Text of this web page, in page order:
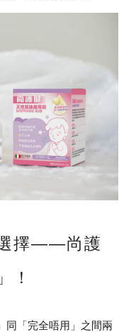
選擇——尚護
！
同「完全唔用」之間兩